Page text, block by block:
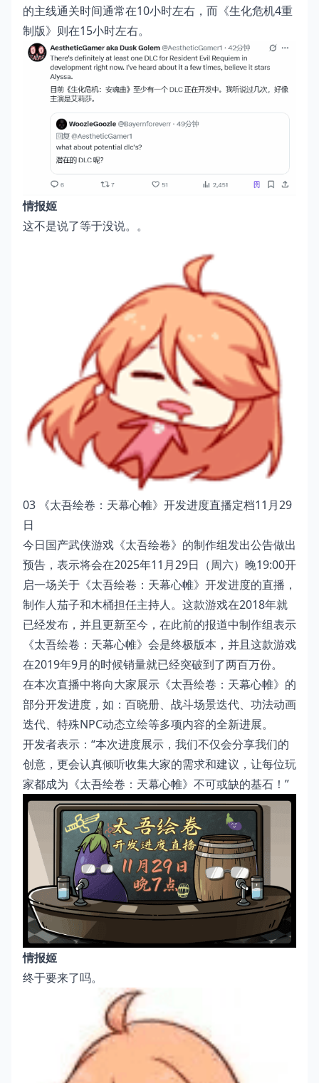
的主线通关时间通常在10小时左右，而《生化危机4重
制版》则在15小时左右。
情报姬
这不是说了等于没说。。
03 《太吾绘卷：天幕心帷》开发进度直播定档11月29
日
今日国产武侠游戏《太吾绘卷》的制作组发出公告做出
预告，表示将会在2025年11月29日（周六）晚19:00开
启一场关于《太吾绘卷：天幕心帷》开发进度的直播，
制作人茄子和木桶担任主持人。这款游戏在2018年就
已经发布，并且更新至今，在此前的报道中制作组表示
《太吾绘卷：天幕心帷》会是终极版本，并且这款游戏
在2019年9月的时候销量就已经突破到了两百万份。
在本次直播中将向大家展示《太吾绘卷：天幕心帷》的
部分开发进度，如：百晓册、战斗场景迭代、功法动画
迭代、特殊NPC动态立绘等多项内容的全新进展。
开发者表示：“本次进度展示，我们不仅会分享我们的
创意，更会认真倾听收集大家的需求和建议，让每位玩
家都成为《太吾绘卷：天幕心帷》不可或缺的基石！”
情报姬
终于要来了吗。